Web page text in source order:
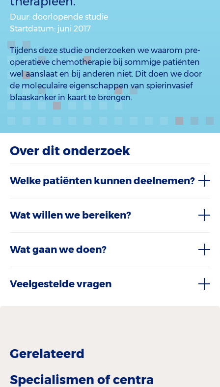
Duur: doorlopende studie
Startdatum: juni 2017
Tijdens deze studie onderzoeken we waarom pre-
operatieve chemotherapie bij sommige patiënten
wel aanslaat en bij anderen niet. Dit doen we door
de moleculaire eigenschappen van spierinvasief
blaaskanker in kaart te brengen.
Over dit onderzoek
Welke patiënten kunnen deelnemen?
Wat willen we bereiken?
Wat gaan we doen?
Veelgestelde vragen
Gerelateerd
Specialismen of centra